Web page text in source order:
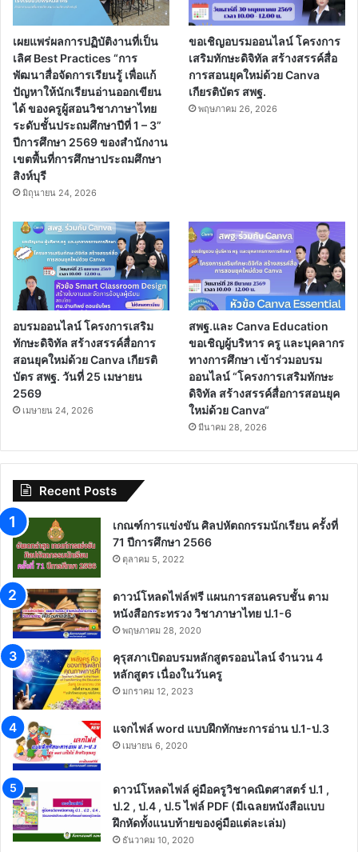
เผยแพร่ผลการปฏิบัติงานที่เป็น
เลิศ Best Practices “การ
พัฒนาสื่อจัดการเรียนรู้ เพื่อแก้
ปัญหาให้นักเรียนอ่านออกเขียน
ได้ ของครูผู้สอนวิชาภาษาไทย
ระดับชั้นประถมศึกษาปีที่ 1 – 3”
ปีการศึกษา 2569 ของสำนักงาน
เขตพื้นที่การศึกษาประถมศึกษา
สิงห์บุรี
มิถุนายน 24, 2026
ขอเชิญอบรมออนไลน์ โครงการ
เสริมทักษะดิจิทัล สร้างสรรค์สื่อ
การสอนยุคใหม่ด้วย Canva
เกียรติบัตร สพฐ.
พฤษภาคม 26, 2026
อบรมออนไลน์ โครงการเสริม
ทักษะดิจิทัล สร้างสรรค์สื่อการ
สอนยุคใหม่ด้วย Canva เกียรติ
บัตร สพฐ. วันที่ 25 เมษายน
2569
เมษายน 24, 2026
สพฐ.และ Canva Education
ขอเชิญผู้บริหาร ครู และบุคลากร
ทางการศึกษา เข้าร่วมอบรม
ออนไลน์ “โครงการเสริมทักษะ
ดิจิทัล สร้างสรรค์สื่อการสอนยุค
ใหม่ด้วย Canva“
มีนาคม 28, 2026
Recent Posts
เกณฑ์การแข่งขัน ศิลปหัตถกรรมนักเรียน ครั้งที่
71 ปีการศึกษา 2566
ตุลาคม 5, 2022
ดาวน์โหลดไฟล์ฟรี แผนการสอนครบชั้น ตาม
หนังสือกระทรวง วิชาภาษาไทย ป.1-6
พฤษภาคม 28, 2020
คุรุสภาเปิดอบรมหลักสูตรออนไลน์ จำนวน 4
หลักสูตร เนื่องในวันครู
มกราคม 12, 2023
แจกไฟล์ word แบบฝึกทักษะการอ่าน ป.1-ป.3
เมษายน 6, 2020
ดาวน์โหลดไฟล์ คู่มือครูวิชาคณิตศาสตร์ ป.1 ,
ป.2 , ป.4 , ป.5 ไฟล์ PDF (มีเฉลยหนังสือแบบ
ฝึกหัดทั้งแนบท้ายของคู่มือแต่ละเล่ม)
ธันวาคม 10, 2020